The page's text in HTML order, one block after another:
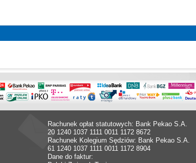
Rachunek opłat statutowych: Bank Pekao S.A.
20 1240 1037 1111 0011 1172 8672
Rachunek Kolegium Sędziów: Bank Pekao S.A.
61 1240 1037 1111 0011 1172 8904
Dane do faktur: